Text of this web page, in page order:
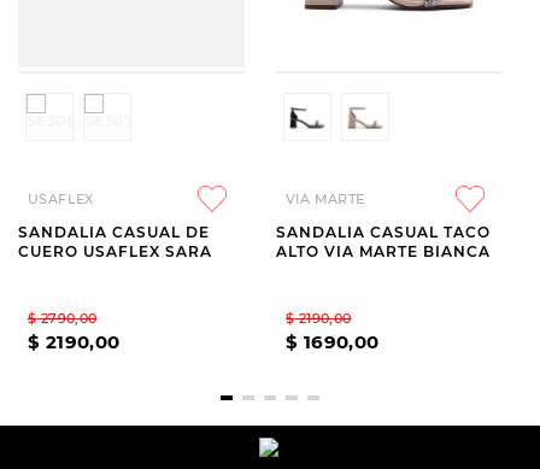
USAFLEX
SANDALIA CASUAL DE
CUERO USAFLEX SARA
$ 2790,00
$ 2190,00
VIA MARTE
SANDALIA CASUAL TACO
ALTO VIA MARTE BIANCA
$ 2190,00
$ 1690,00